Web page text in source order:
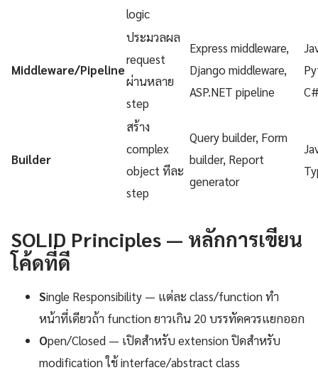
logic
Middleware/Pipeline
ประมวลผล
request
ผ่านหลาย
step
Express middleware,
Django middleware,
ASP.NET pipeline
Builder
สร้าง
complex
object ทีละ
step
Query builder, Form
builder, Report
generator
SOLID Principles — หลักการเขียน
โค้ดที่ดี
Single Responsibility — แต่ละ class/function ทำ
หน้าที่เดียวถ้า function ยาวเกิน 20 บรรทัดควรแยกออก
Open/Closed — เปิดสำหรับ extension ปิดสำหรับ
modification ใช้ interface/abstract class